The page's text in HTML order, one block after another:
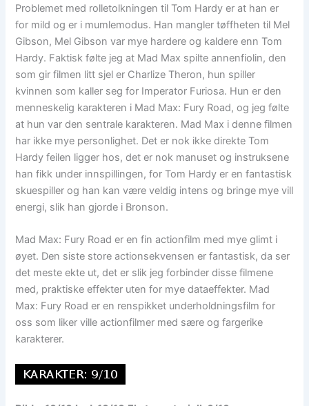
Problemet med rolletolkningen til Tom Hardy er at han er
for mild og er i mumlemodus. Han mangler tøffheten til Mel
Gibson, Mel Gibson var mye hardere og kaldere enn Tom
Hardy. Faktisk følte jeg at Mad Max spilte annenfiolin, den
som gir filmen litt sjel er Charlize Theron, hun spiller
kvinnen som kaller seg for Imperator Furiosa. Hun er den
menneskelig karakteren i Mad Max: Fury Road, og jeg følte
at hun var den sentrale karakteren. Mad Max i denne filmen
har ikke mye personlighet. Det er nok ikke direkte Tom
Hardy feilen ligger hos, det er nok manuset og instruksene
han fikk under innspillingen, for Tom Hardy er en fantastisk
skuespiller og han kan være veldig intens og bringe mye vill
energi, slik han gjorde i Bronson.
Mad Max: Fury Road er en fin actionfilm med mye glimt i
øyet. Den siste store actionsekvensen er fantastisk, da ser
det meste ekte ut, det er slik jeg forbinder disse filmene
med, praktiske effekter uten for mye dataeffekter. Mad
Max: Fury Road er en renspikket underholdningsfilm for
oss som liker ville actionfilmer med sære og fargerike
karakterer.